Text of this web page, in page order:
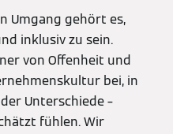
Umgang gehört es,
inklusiv zu sein.
von Offenheit und
bei, in
Unterschiede –
fühlen. Wir